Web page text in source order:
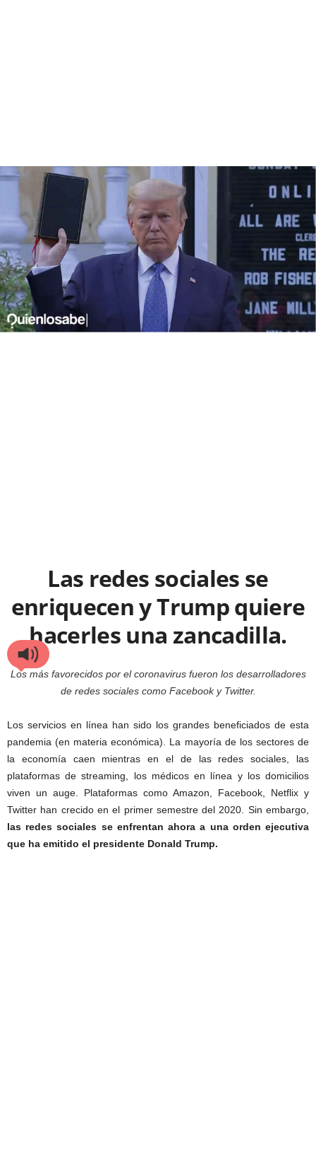
Las redes sociales se
enriquecen y Trump quiere
hacerles una zancadilla.
Los más favorecidos por el coronavirus fueron los desarrolladores
de redes sociales como Facebook y Twitter.
Los servicios en línea han sido los grandes beneficiados de esta
pandemia (en materia económica). La mayoría de los sectores de
la economía caen mientras en el de las redes sociales, las
plataformas de streaming, los médicos en línea y los domicilios
viven un auge. Plataformas como Amazon, Facebook, Netflix y
Twitter han crecido en el primer semestre del 2020. Sin embargo,
las redes sociales se enfrentan ahora a una orden ejecutiva
que ha emitido el presidente Donald Trump.